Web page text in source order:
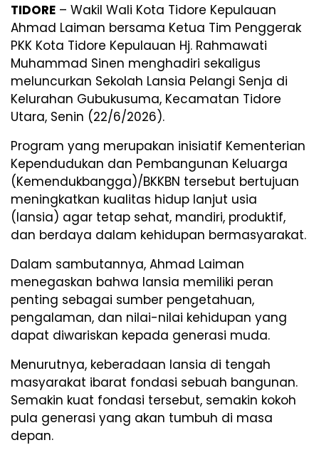
TIDORE – Wakil Wali Kota Tidore Kepulauan
Ahmad Laiman bersama Ketua Tim Penggerak
PKK Kota Tidore Kepulauan Hj. Rahmawati
Muhammad Sinen menghadiri sekaligus
meluncurkan Sekolah Lansia Pelangi Senja di
Kelurahan Gubukusuma, Kecamatan Tidore
Utara, Senin (22/6/2026).
Program yang merupakan inisiatif Kementerian
Kependudukan dan Pembangunan Keluarga
(Kemendukbangga)/BKKBN tersebut bertujuan
meningkatkan kualitas hidup lanjut usia
(lansia) agar tetap sehat, mandiri, produktif,
dan berdaya dalam kehidupan bermasyarakat.
Dalam sambutannya, Ahmad Laiman
menegaskan bahwa lansia memiliki peran
penting sebagai sumber pengetahuan,
pengalaman, dan nilai-nilai kehidupan yang
dapat diwariskan kepada generasi muda.
Menurutnya, keberadaan lansia di tengah
masyarakat ibarat fondasi sebuah bangunan.
Semakin kuat fondasi tersebut, semakin kokoh
pula generasi yang akan tumbuh di masa
depan.